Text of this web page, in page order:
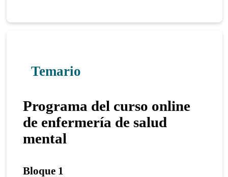
Temario
Programa del curso online
de enfermería de salud
mental
Bloque 1